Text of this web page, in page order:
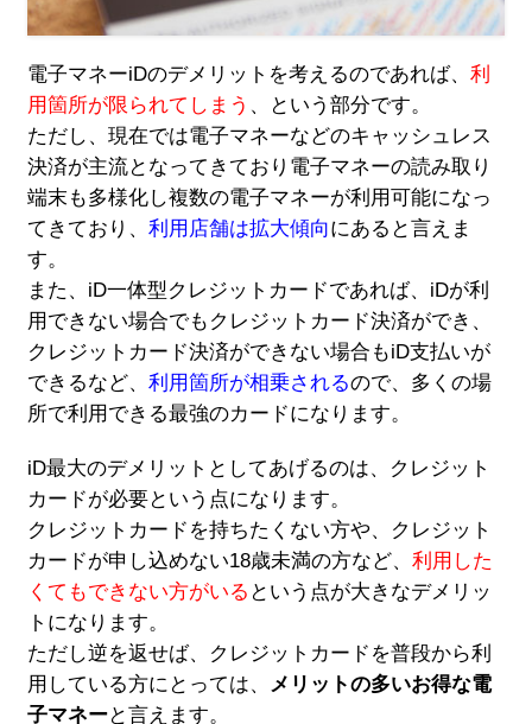
電子マネーiDのデメリットを考えるのであれば、 利
用箇所が限られてしまう 、という部分です。
ただし、現在では電子マネーなどのキャッシュレス
決済が主流となってきており電子マネーの読み取り
端末も多様化し複数の電子マネーが利用可能になっ
てきており、 利用店舗は拡大傾向にあると言えま
す。
また、iD一体型クレジットカードであれば、iDが利
用できない場合でもクレジットカード決済ができ、
クレジットカード決済ができない場合もiD支払いが
できるなど、 利用箇所が相乗されるので、多くの場
所で利用できる最強のカードになります。
iD最大のデメリットとしてあげるのは、クレジット
カードが必要という点になります。
クレジットカードを持ちたくない方や、クレジット
カードが申し込めない18歳未満の方など、 利用した
くてもできない方がいる という点が大きなデメリッ
トになります。
ただし逆を返せば、クレジットカードを普段から利
用している方にとっては、 メリットの多いお得な電
子マネーと言えます。